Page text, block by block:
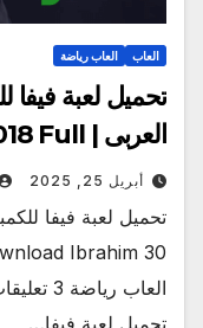
العاب العاب رياضة
تحميل لعبة فيفا
العربى | Fifa 2018 Full
أبريل 25, 2025